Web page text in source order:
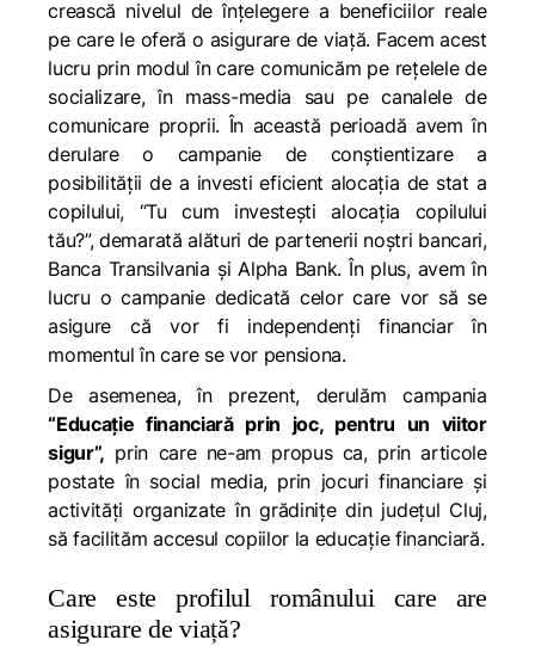
crească nivelul de înțelegere a beneficiilor reale
pe care le oferă o asigurare de viață. Facem acest
lucru prin modul în care comunicăm pe reţelele de
socializare, în mass-media sau pe canalele de
comunicare proprii. În această perioadă avem în
derulare o campanie de conştientizare a
posibilităţii de a investi eficient alocaţia de stat a
copilului, “Tu cum investeşti alocaţia copilului
tău?”, demarată alături de partenerii noştri bancari,
Banca Transilvania şi Alpha Bank. În plus, avem în
lucru o campanie dedicată celor care vor să se
asigure că vor fi independenţi financiar în
momentul în care se vor pensiona.
De asemenea, în prezent, derulăm campania
“Educație financiară prin joc, pentru un viitor
sigur”, prin care ne-am propus ca, prin articole
postate în social media, prin jocuri financiare şi
activităţi organizate în grădiniţe din judeţul Cluj,
să facilităm accesul copiilor la educație financiară.
Care este profilul românului care are
asigurare de viață?